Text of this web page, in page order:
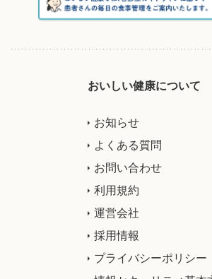
おいしい健康について
お知らせ
よくある質問
お問い合わせ
利用規約
運営会社
採用情報
プライバシーポリシー